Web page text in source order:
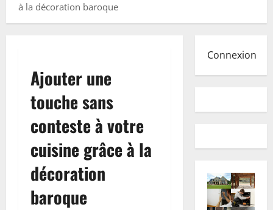
à la décoration baroque
Ajouter une
touche sans
conteste à votre
cuisine grâce à la
décoration
baroque
Connexion